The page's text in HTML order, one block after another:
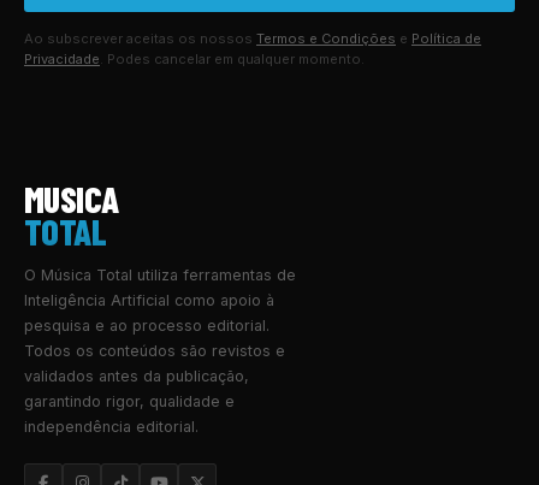
Ao subscrever aceitas os nossos Termos e Condições e Política de
Privacidade. Podes cancelar em qualquer momento.
MUSICA
TOTAL
O Música Total utiliza ferramentas de
Inteligência Artificial como apoio à
pesquisa e ao processo editorial.
Todos os conteúdos são revistos e
validados antes da publicação,
garantindo rigor, qualidade e
independência editorial.